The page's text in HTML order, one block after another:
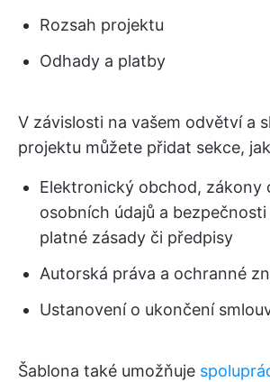
Rozsah projektu
Odhady a platby
V závislosti na vašem odvětví a
projektu můžete přidat sekce,
Elektronický obchod, zákony
osobních údajů a
platné zásady či předpisy
Autorská práva a ochranné
Ustanovení o ukončení
Šablona také umožňuje